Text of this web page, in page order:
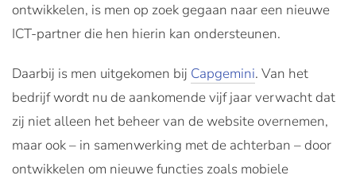
ontwikkelen, is men op zoek gegaan naar een nieuwe
ICT-partner die hen hierin kan ondersteunen.
Daarbij is men uitgekomen bij Capgemini. Van het
bedrijf wordt nu de aankomende vijf jaar verwacht dat
zij niet alleen het beheer van de website overnemen,
maar ook – in samenwerking met de achterban – door
ontwikkelen om nieuwe functies zoals mobiele